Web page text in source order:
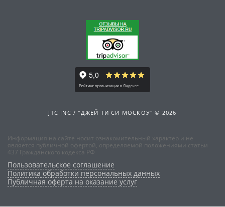
JTC INC / "ДЖЕЙ ТИ СИ МОСКОУ" © 2026
Информация на сайте носит ознакомительный характер и не
является публичной офертой, определяемой положениями статьи
437 Гражданского кодекса РФ
Пользовательское соглашение
Политика обработки персональных данных
Публичная оферта на оказание услуг